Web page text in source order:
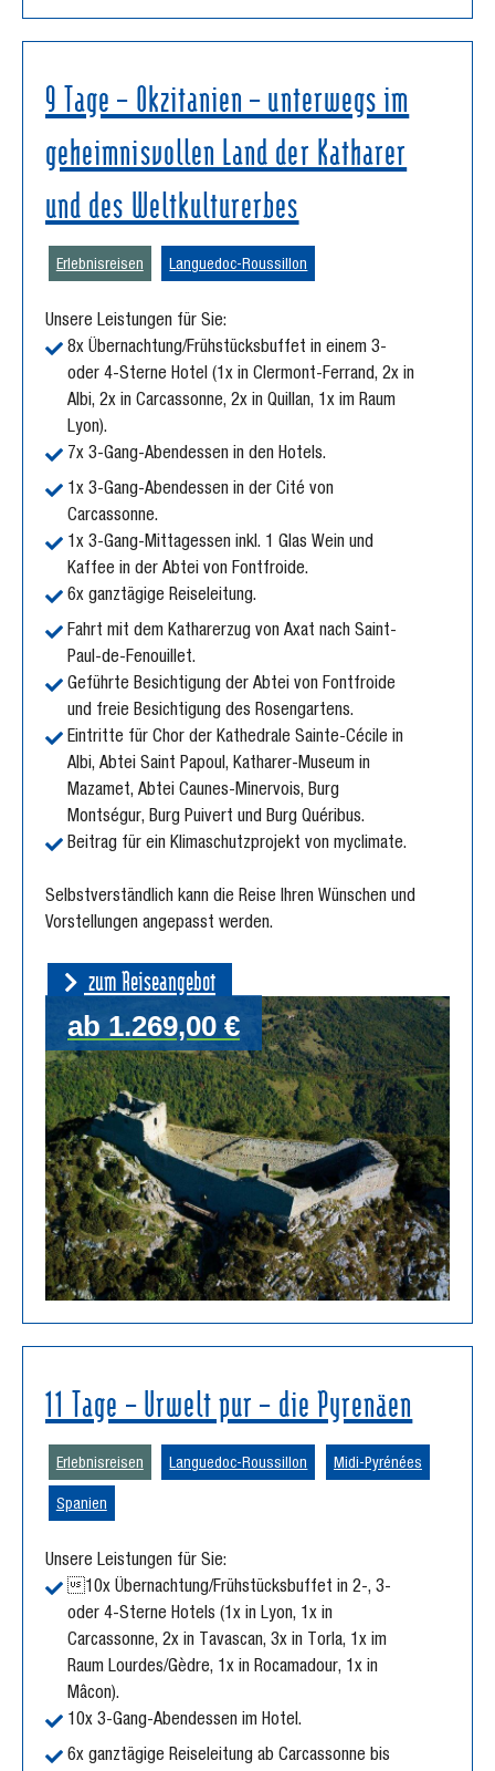
9 Tage – Okzitanien – unterwegs im
geheimnisvollen Land der Katharer
und des Weltkulturerbes
Erlebnisreisen Languedoc-Roussillon
Unsere Leistungen für Sie:
8x Übernachtung/Frühstücksbuffet in einem 3-
oder 4-Sterne Hotel (1x in Clermont-Ferrand, 2x in
Albi, 2x in Carcassonne, 2x in Quillan, 1x im Raum
Lyon).
7x 3-Gang-Abendessen in den Hotels.
1x 3-Gang-Abendessen in der Cité von
Carcassonne.
1x 3-Gang-Mittagessen inkl. 1 Glas Wein und
Kaffee in der Abtei von Fontfroide.
6x ganztägige Reiseleitung.
Fahrt mit dem Katharerzug von Axat nach Saint-
Paul-de-Fenouillet.
Geführte Besichtigung der Abtei von Fontfroide
und freie Besichtigung des Rosengartens.
Eintritte für Chor der Kathedrale Sainte-Cécile in
Albi, Abtei Saint Papoul, Katharer-Museum in
Mazamet, Abtei Caunes-Minervois, Burg
Montségur, Burg Puivert und Burg Quéribus.
Beitrag für ein Klimaschutzprojekt von myclimate.
Selbstverständlich kann die Reise Ihren Wünschen und
Vorstellungen angepasst werden.
zum Reiseangebot
ab 1.269,00 €
11 Tage – Urwelt pur – die Pyrenäen
Erlebnisreisen Languedoc-Roussillon Midi-Pyrénées
Spanien
Unsere Leistungen für Sie:
10x Übernachtung/Frühstücksbuffet in 2-, 3-
oder 4-Sterne Hotels (1x in Lyon, 1x in
Carcassonne, 2x in Tavascan, 3x in Torla, 1x im
Raum Lourdes/Gèdre, 1x in Rocamadour, 1x in
Mâcon).
10x 3-Gang-Abendessen im Hotel.
6x ganztägige Reiseleitung ab Carcassonne bis